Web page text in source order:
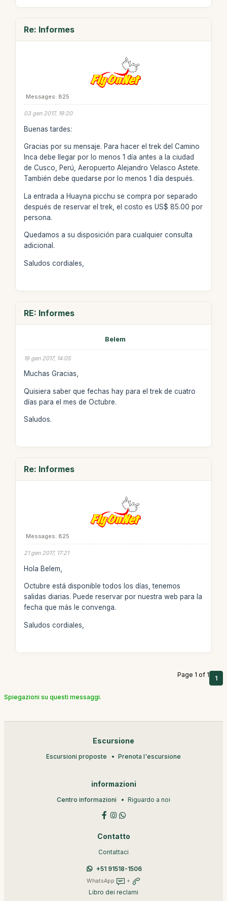
Re: Informes
Messages: 825
03 gen 2017, 19:20
Buenas tardes:
Gracias por su mensaje. Para hacer el trek del Camino
Inca debe llegar por lo menos 1 día antes a la ciudad
de Cusco, Perú, Aeropuerto Alejandro Velasco Astete.
También debe quedarse por lo menos 1 día después.
La entrada a Huayna picchu se compra por separado
después de reservar el trek, el costo es US$ 85.00 por
persona.
Quedamos a su disposición para cualquier consulta
adicional.
Saludos cordiales,
RE: Informes
Belem
19 gen 2017, 14:05
Muchas Gracias,
Quisiera saber que fechas hay para el trek de cuatro
días para el mes de Octubre.
Saludos.
Re: Informes
Messages: 825
21 gen 2017, 17:21
Hola Belem,
Octubre está disponible todos los días, tenemos
salidas diarias. Puede reservar por nuestra web para la
fecha que más le convenga.
Saludos cordiales,
Page 1 of 1 1
Spiegazioni su questi messaggi.
Escursione
Escursioni proposte Prenota l'escursione
informazioni
Centro informazioni Riguardo a noi
Contatto
Contattaci
+51 91518-1506
WhatsApp +
Libro dei reclami